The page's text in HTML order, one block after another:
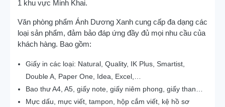
1 khu vực Minh Khai.
Văn phòng phẩm Ánh Dương Xanh cung cấp đa dạng các
loại sản phẩm, đảm bảo đáp ứng đầy đủ mọi nhu cầu của
khách hàng. Bao gồm:
Giấy in các loại: Natural, Quality, IK Plus, Smartist,
Double A, Paper One, Idea, Excel,…
Bao thư A4, A5, giấy note, giấy niêm phong, giấy than…
Mực dấu, mực viết, tampon, hộp cắm viết, kệ hồ sơ